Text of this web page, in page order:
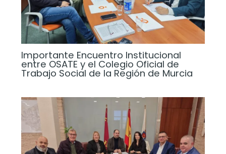
Importante Encuentro Institucional
entre OSATE y el Colegio Oficial de
Trabajo Social de la Región de Murcia